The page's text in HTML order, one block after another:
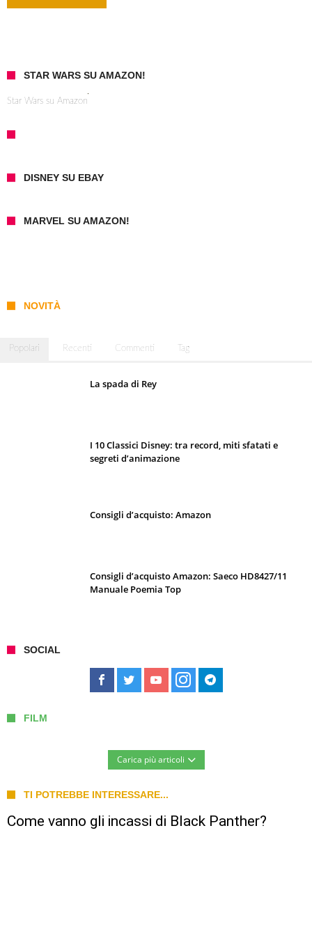
STAR WARS SU AMAZON!
Star Wars su Amazon
DISNEY SU EBAY
MARVEL SU AMAZON!
NOVITÀ
Popolari Recenti Commenti Tag
La spada di Rey
I 10 Classici Disney: tra record, miti sfatati e
segreti d’animazione
Consigli d’acquisto: Amazon
Consigli d’acquisto Amazon: Saeco HD8427/11
Manuale Poemia Top
SOCIAL
FILM
Carica più articoli
TI POTREBBE INTERESSARE...
Come vanno gli incassi di Black Panther?